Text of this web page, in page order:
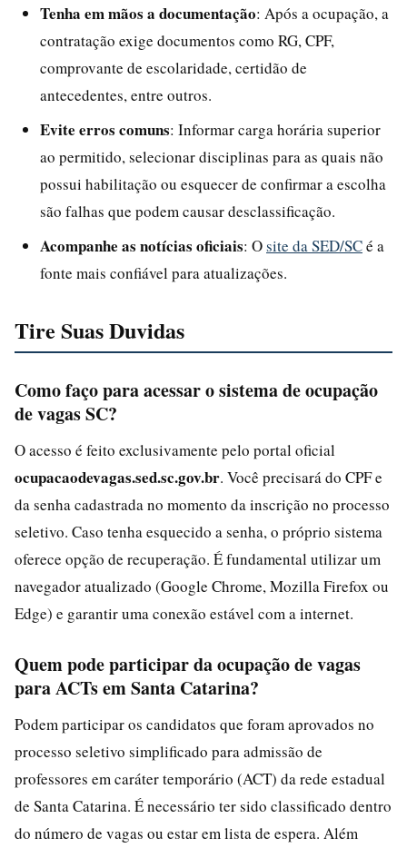
Tenha em mãos a documentação: Após a ocupação, a
contratação exige documentos como RG, CPF,
comprovante de escolaridade, certidão de
antecedentes, entre outros.
Evite erros comuns: Informar carga horária superior
ao permitido, selecionar disciplinas para as quais não
possui habilitação ou esquecer de confirmar a escolha
são falhas que podem causar desclassificação.
Acompanhe as notícias oficiais: Osite da SED/SCé a
fonte mais confiável para atualizações.
Tire Suas Duvidas
Como faço para acessar o sistema de ocupação
de vagas SC?
O acesso é feito exclusivamente pelo portal oficial
ocupacaodevagas.sed.sc.gov.br. Você precisará do CPF e
da senha cadastrada no momento da inscrição no processo
seletivo. Caso tenha esquecido a senha, o próprio sistema
oferece opção de recuperação. É fundamental utilizar um
navegador atualizado (Google Chrome, Mozilla Firefox ou
Edge) e garantir uma conexão estável com a internet.
Quem pode participar da ocupação de vagas
para ACTs em Santa Catarina?
Podem participar os candidatos que foram aprovados no
processo seletivo simplificado para admissão de
professores em caráter temporário (ACT) da rede estadual
de Santa Catarina. É necessário ter sido classificado dentro
do número de vagas ou estar em lista de espera. Além